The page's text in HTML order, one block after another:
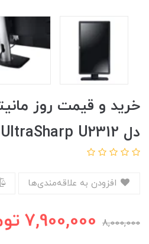
دل Dell UltraSharp U2312
8,000,000
7,900,000